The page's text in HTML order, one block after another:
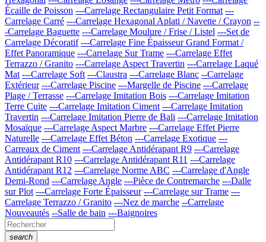
Écaille de Poisson ---Carrelage Rectangulaire Petit Format ---
Carrelage Carré ---Carrelage Hexagonal Aplati / Navette / Crayon --
-Carrelage Baguette ---Carrelage Moulure / Frise / Listel ---Set de
Carrelage Décoratif ---Carrelage Fine Épaisseur Grand Format /
Effet Panoramique ---Carrelage Sur Trame ---Carrelage Effet
Terrazzo / Granito ---Carrelage Aspect Travertin ---Carrelage Laqué
Mat ---Carrelage Soft ---Claustra ---Carrelage Blanc --Carrelage
Extérieur ---Carrelage Piscine ---Margelle de Piscine ---Carrelage
Plage / Terrasse ---Carrelage Imitation Bois ---Carrelage Imitation
Terre Cuite ---Carrelage Imitation Ciment ---Carrelage Imitation
Travertin ---Carrelage Imitation Pierre de Bali ---Carrelage Imitation
Mosaïque ---Carrelage Aspect Marbre ---Carrelage Effet Pierre
Naturelle ---Carrelage Effet Béton ---Carrelage Exotique ---
Carreaux de Ciment ---Carrelage Antidérapant R9 ---Carrelage
Antidérapant R10 ---Carrelage Antidérapant R11 ---Carrelage
Antidérapant R12 ---Carrelage Norme ABC ---Carrelage d'Angle
Demi-Rond ---Carrelage Angle ---Pièce de Contremarche ---Dalle
sur Plot ---Carrelage Forte Épaisseur ---Carrelage sur Trame ---
Carrelage Terrazzo / Granito ---Nez de marche --Carrelage
Nouveautés --Salle de bain ---Baignoires
search